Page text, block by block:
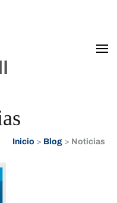
Inicio > Blog > Noticias